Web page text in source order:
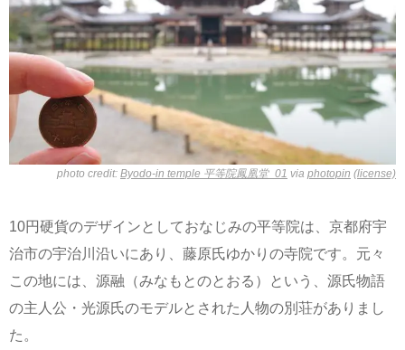
photo credit: Byodo-in temple 平等院鳳凰堂_01 via photopin (license)
10円硬貨のデザインとしておなじみの平等院は、京都府宇
治市の宇治川沿いにあり、藤原氏ゆかりの寺院です。元々
この地には、源融（みなもとのとおる）という、源氏物語
の主人公・光源氏のモデルとされた人物の別荘がありまし
た。